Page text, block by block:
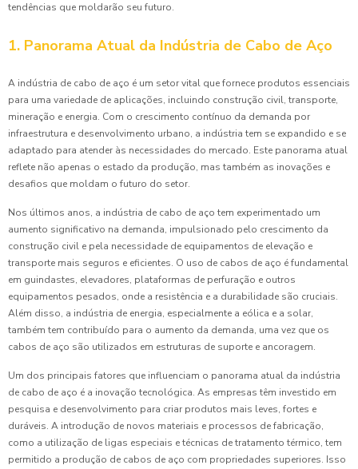
tendências que moldarão seu futuro.
1. Panorama Atual da Indústria de Cabo de Aço
A indústria de cabo de aço é um setor vital que fornece produtos essenciais
para uma variedade de aplicações, incluindo construção civil, transporte,
mineração e energia. Com o crescimento contínuo da demanda por
infraestrutura e desenvolvimento urbano, a indústria tem se expandido e se
adaptado para atender às necessidades do mercado. Este panorama atual
reflete não apenas o estado da produção, mas também as inovações e
desafios que moldam o futuro do setor.
Nos últimos anos, a indústria de cabo de aço tem experimentado um
aumento significativo na demanda, impulsionado pelo crescimento da
construção civil e pela necessidade de equipamentos de elevação e
transporte mais seguros e eficientes. O uso de cabos de aço é fundamental
em guindastes, elevadores, plataformas de perfuração e outros
equipamentos pesados, onde a resistência e a durabilidade são cruciais.
Além disso, a indústria de energia, especialmente a eólica e a solar,
também tem contribuído para o aumento da demanda, uma vez que os
cabos de aço são utilizados em estruturas de suporte e ancoragem.
Um dos principais fatores que influenciam o panorama atual da indústria
de cabo de aço é a inovação tecnológica. As empresas têm investido em
pesquisa e desenvolvimento para criar produtos mais leves, fortes e
duráveis. A introdução de novos materiais e processos de fabricação,
como a utilização de ligas especiais e técnicas de tratamento térmico, tem
permitido a produção de cabos de aço com propriedades superiores. Isso